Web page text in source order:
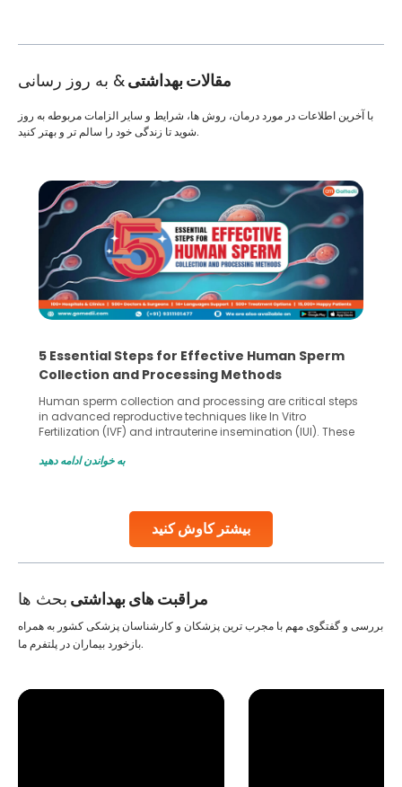
مقالات بهداشتی& به روز رسانی
بیشتر کاوش کنید
با آخرین اطلاعات در مورد درمان، روش ها، شرایط و سایر الزامات مربوطه به روز
شوید تا زندگی خود را سالم تر و بهتر کنید.
5 Essential Steps for Effective Human Sperm
Collection and Processing Methods
Human sperm collection and processing are critical steps
in advanced reproductive techniques like In Vitro
Fertilization (IVF) and intrauterine insemination (IUI). These
challenges and help couples achieve their dream of
collected, they process the
به خواندن ادامه دهید
مراقبت های بهداشتی بحث ها
بررسی و گفتگوی مهم با مجرب ترین پزشکان و کارشناسان پزشکی کشور به همراه
بازخورد بیماران در پلتفرم ما.